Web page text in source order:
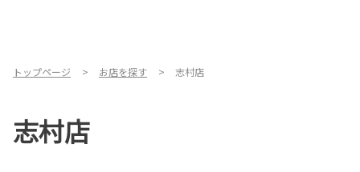
トップページ お店を探す 志村店
志村店